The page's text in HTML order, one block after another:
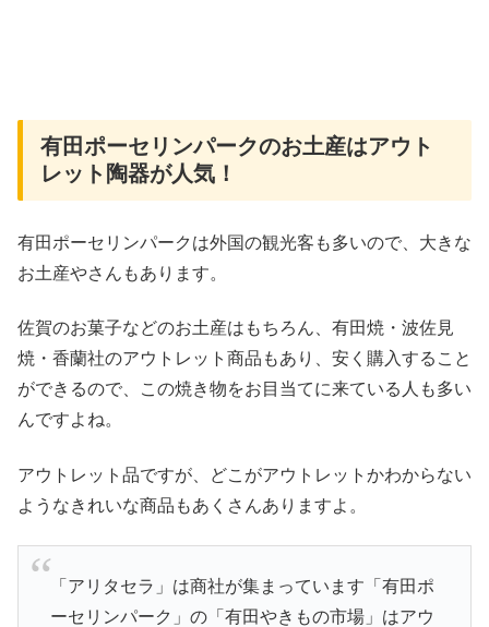
有田ポーセリンパークのお土産はアウト
レット陶器が人気！
有田ポーセリンパークは外国の観光客も多いので、大きな
お土産やさんもあります。
佐賀のお菓子などのお土産はもちろん、有田焼・波佐見
焼・香蘭社のアウトレット商品もあり、安く購入すること
ができるので、この焼き物をお目当てに来ている人も多い
んですよね。
アウトレット品ですが、どこがアウトレットかわからない
ようなきれいな商品もあくさんありますよ。
「アリタセラ」は商社が集まっています「有田ポ
ーセリンパーク」の「有田やきもの市場」はアウ